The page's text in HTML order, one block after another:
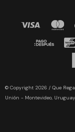
© Copyright 2026 / Que
Unión - Montevideo, Uruguay